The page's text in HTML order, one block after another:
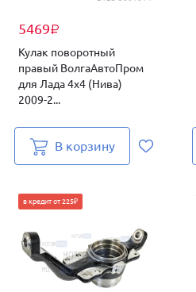
5469₽
Кулак поворотный
правый ВолгаАвтоПром
для Лада 4х4 (Нива)
2009-2...
В корзину
в кредит от 225₽